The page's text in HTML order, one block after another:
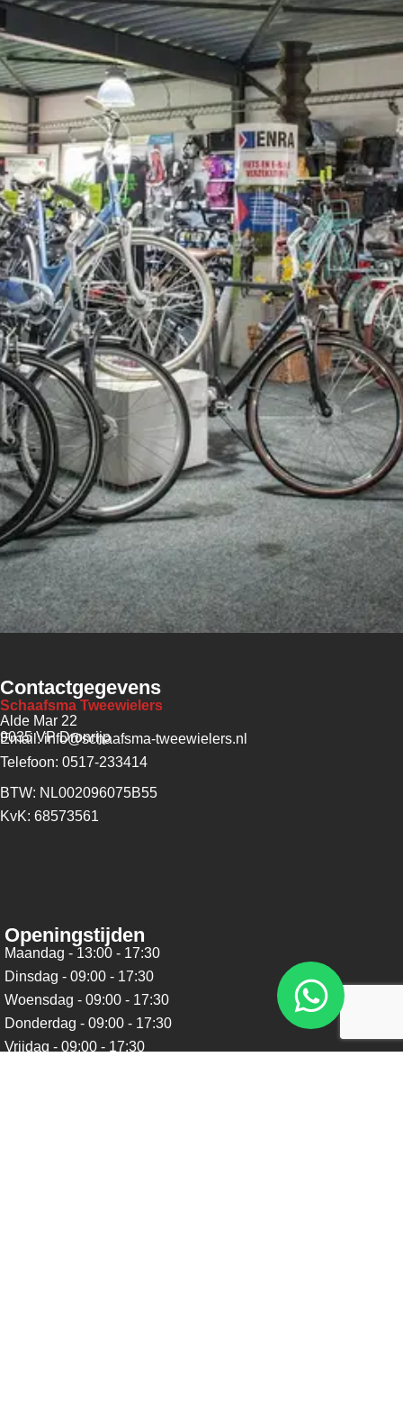
Contactgegevens
Schaafsma Tweewielers
Alde Mar 22
9035 VP Dronrijp
Email: info@schaafsma-tweewielers.nl
Telefoon: 0517-233414
BTW: NL002096075B55
KvK: 68573561
Openingstijden
Maandag - 13:00 - 17:30
Dinsdag - 09:00 - 17:30
Woensdag - 09:00 - 17:30
Donderdag - 09:00 - 17:30
Vrijdag - 09:00 - 17:30